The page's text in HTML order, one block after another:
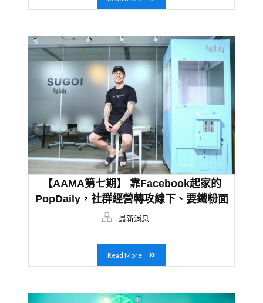
【AAMA第七期】 靠Facebook起家的
PopDaily，社群經營轉攻線下、要鐵粉面
對面
最新消息
Read More